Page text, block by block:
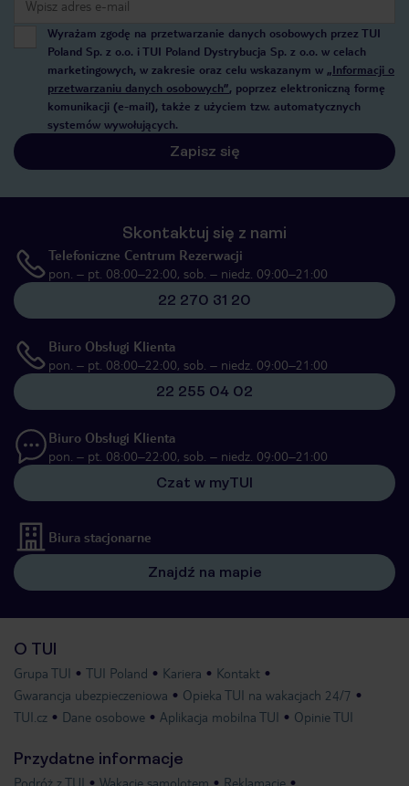
Wyrażam zgodę na przetwarzanie danych osobowych przez TUI
Poland Sp. z o.o. i TUI Poland Dystrybucja Sp. z o.o. w celach
marketingowych, w zakresie oraz celu wskazanym w „Informacji o
przetwarzaniu danych osobowych”, poprzez elektroniczną formę
komunikacji (e-mail), także z użyciem tzw. automatycznych
systemów wywołujących.
Zapisz się
Skontaktuj się z nami
Telefoniczne Centrum Rezerwacji
pon. – pt. 08:00–22:00, sob. – niedz. 09:00–21:00
22 270 31 20
Biuro Obsługi Klienta
pon. – pt. 08:00–22:00, sob. – niedz. 09:00–21:00
22 255 04 02
Biuro Obsługi Klienta
pon. – pt. 08:00–22:00, sob. – niedz. 09:00–21:00
Czat w myTUI
Biura stacjonarne
Znajdź na mapie
O TUI
Grupa TUI TUI Poland Kariera
Kontakt
Gwarancja ubezpieczeniowa
Opieka TUI na wakacjach 24/7
TUI.cz
Dane osobowe Aplikacja mobilna TUI Opinie TUI
Przydatne informacje
Podróż z TUI Wakacje samolotem Reklamacje